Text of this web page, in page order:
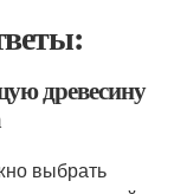
древесину
выбрать